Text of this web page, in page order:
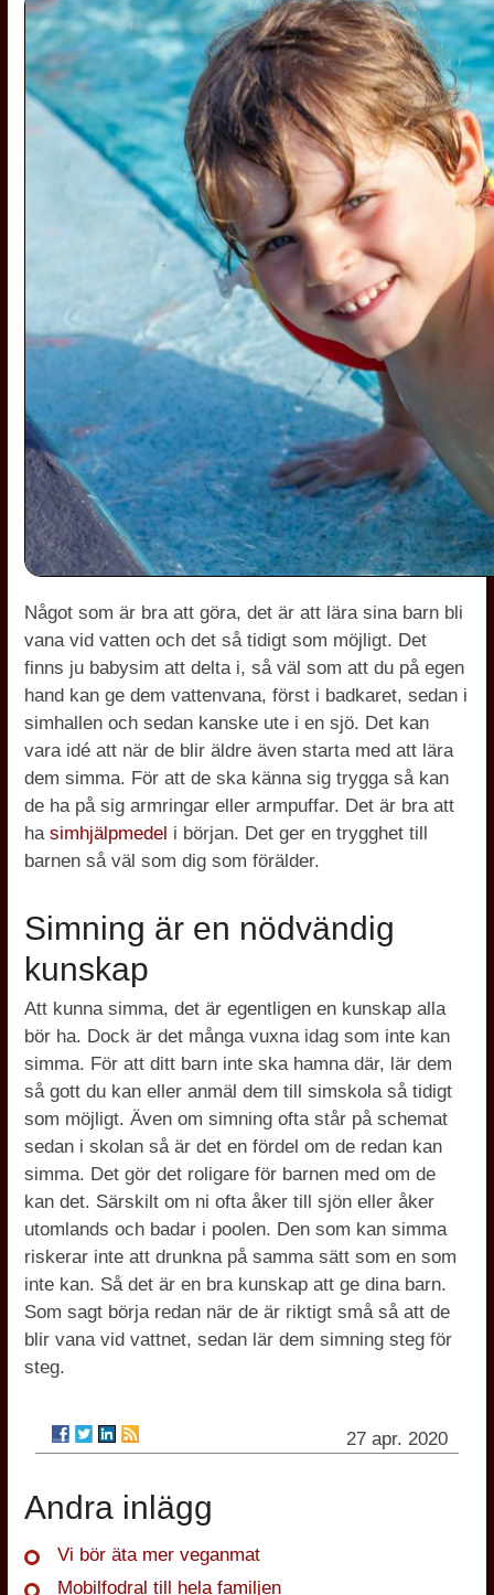
Något som är bra att göra, det är att lära sina barn bli
vana vid vatten och det så tidigt som möjligt. Det
finns ju babysim att delta i, så väl som att du på egen
hand kan ge dem vattenvana, först i badkaret, sedan i
simhallen och sedan kanske ute i en sjö. Det kan
vara idé att när de blir äldre även starta med att lära
dem simma. För att de ska känna sig trygga så kan
de ha på sig armringar eller armpuffar. Det är bra att
ha simhjälpmedel i början. Det ger en trygghet till
barnen så väl som dig som förälder.
Simning är en nödvändig
kunskap
Att kunna simma, det är egentligen en kunskap alla
bör ha. Dock är det många vuxna idag som inte kan
simma. För att ditt barn inte ska hamna där, lär dem
så gott du kan eller anmäl dem till simskola så tidigt
som möjligt. Även om simning ofta står på schemat
sedan i skolan så är det en fördel om de redan kan
simma. Det gör det roligare för barnen med om de
kan det. Särskilt om ni ofta åker till sjön eller åker
utomlands och badar i poolen. Den som kan simma
riskerar inte att drunkna på samma sätt som en som
inte kan. Så det är en bra kunskap att ge dina barn.
Som sagt börja redan när de är riktigt små så att de
blir vana vid vattnet, sedan lär dem simning steg för
steg.
27 apr. 2020
Andra inlägg
Vi bör äta mer veganmat
Mobilfodral till hela familjen